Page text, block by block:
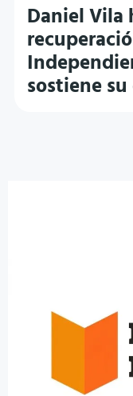
Daniel Vila
sostiene